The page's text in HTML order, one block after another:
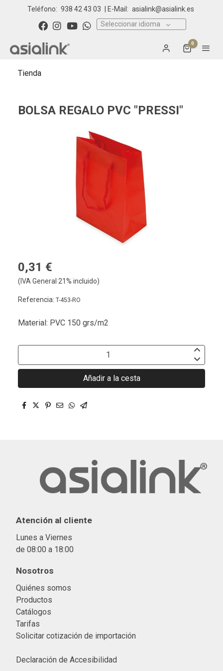
Teléfono: 938 42 43 03 | E-Mail: asialink@asialink.es
Seleccionar idioma
0
Tienda
BOLSA REGALO PVC "PRESSI"
0,31 €
(IVA General 21% incluido)
Referencia: T-453-RO
Material: PVC 150 grs/m2
Añadir a la cesta
Atención al cliente
Lunes a Viernes
de 08:00 a 18:00
Nosotros
Quiénes somos
Productos
Catálogos
Tarifas
Solicitar cotización de importación
Declaración de Accesibilidad